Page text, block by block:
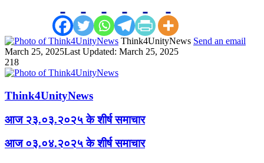
Think4UnityNews Send an email
March 25, 2025Last Updated: March 25, 2025
218
Think4UnityNews
आज २३.०३.२०२५ के शीर्ष समाचार
आज ०३.०४.२०२५ के शीर्ष समाचार